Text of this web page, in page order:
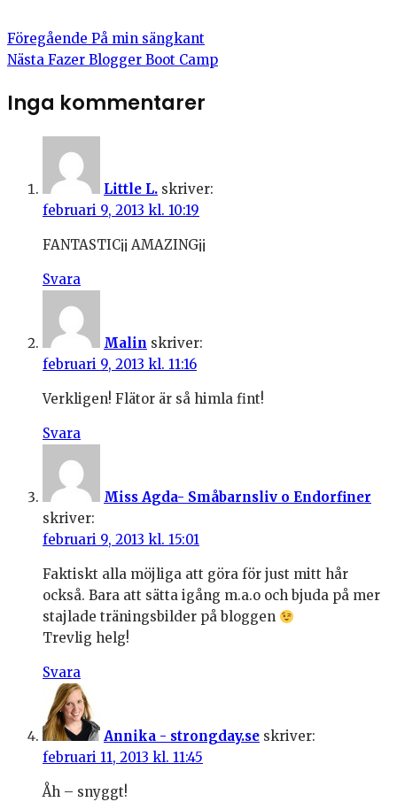
Föregående På min sängkant
Nästa Fazer Blogger Boot Camp
Inga kommentarer
Little L. skriver:
februari 9, 2013 kl. 10:19
FANTASTIC¡¡ AMAZING¡¡
Svara
Malin skriver:
februari 9, 2013 kl. 11:16
Verkligen! Flätor är så himla fint!
Svara
Miss Agda- Småbarnsliv o Endorfiner
skriver:
februari 9, 2013 kl. 15:01
Faktiskt alla möjliga att göra för just mitt hår
också. Bara att sätta igång m.a.o och bjuda på mer
stajlade träningsbilder på bloggen
Trevlig helg!
Svara
Annika - strongday.se skriver:
februari 11, 2013 kl. 11:45
Åh – snyggt!